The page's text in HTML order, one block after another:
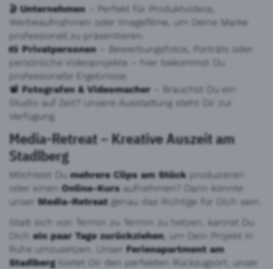
🎬Unternehmen– Perfekt für Produktvideos,
Werbeaufnahmen oder Imagefilme, um Deine Marke
professionell zu präsentieren.
📸 Privatpersonen– Bewerbungsfotos, Porträts oder
persönliche Videoprojekte – hier bekommst Du
professionelle Ergebnisse.
📽️ Fotografen & Videomacher – Brauchst Du ein
Studio auf Zeit? Unsere Ausstattung steht Dir zur
Verfügung.
Media-Retreat – Kreative Auszeit am
Stadlberg
Möchtest Dumehrere Clips am Stück produzieren
oder einenOnline-Kurs aufnehmen? Dann könnte
unser Media-Retreat genau das Richtige für Dich sein.
Statt sich von Termin zu Termin zu hetzen, kannst Du
Dichein paar Tage zurückziehen, um Dein Projekt in
Ruhe umzusetzen. Unser Ferienapartment am
Stadlbergbietet Dir den perfekten Rückzugsort, unser